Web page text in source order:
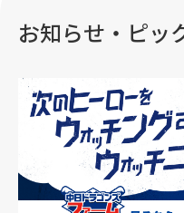
お知らせ・ピッ